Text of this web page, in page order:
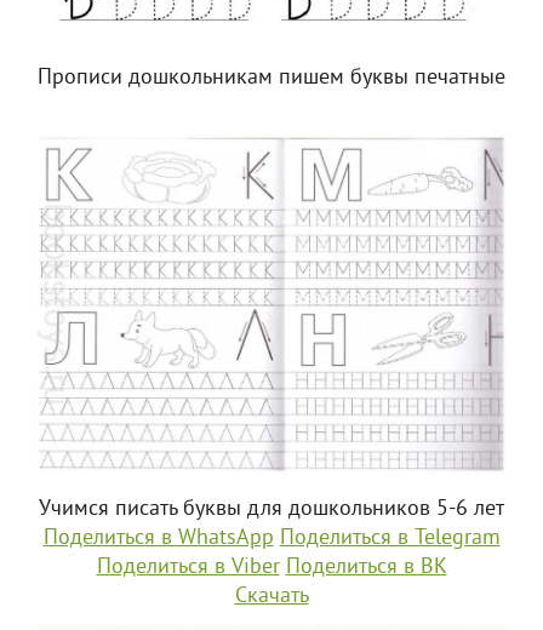
Прописи дошкольникам пишем буквы печатные
Учимся писать буквы для дошкольников 5-6 лет
Поделиться в WhatsApp Поделиться в Telegram
Поделиться в Viber Поделиться в ВК
Скачать